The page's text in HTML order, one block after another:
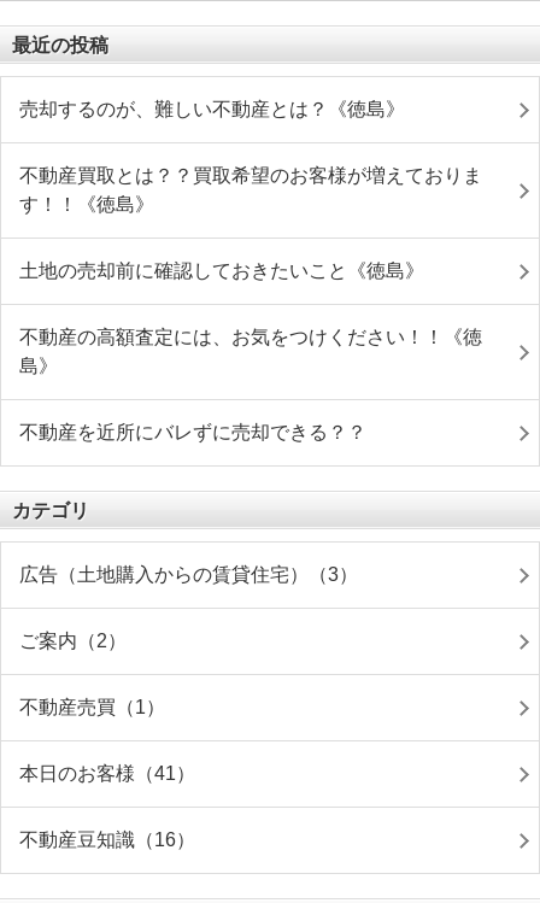
最近の投稿
売却するのが、難しい不動産とは？《徳島》
不動産買取とは？？買取希望のお客様が増えておりま
す！！《徳島》
土地の売却前に確認しておきたいこと《徳島》
不動産の高額査定には、お気をつけください！！《徳
島》
不動産を近所にバレずに売却できる？？
カテゴリ
広告（土地購入からの賃貸住宅）（3）
ご案内（2）
不動産売買（1）
本日のお客様（41）
不動産豆知識（16）